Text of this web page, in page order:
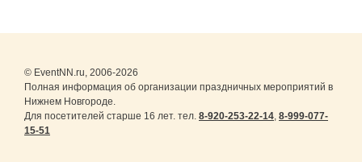
© EventNN.ru, 2006-2026
Полная информация об организации праздничных мероприятий в
Нижнем Новгороде.
Для посетителей старше 16 лет. тел. 8-920-253-22-14, 8-999-077-
15-51